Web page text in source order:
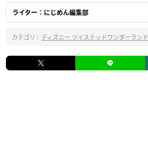
ライター：にじめん編集部
カテゴリ : ディズニー ツイステッドワンダーランド